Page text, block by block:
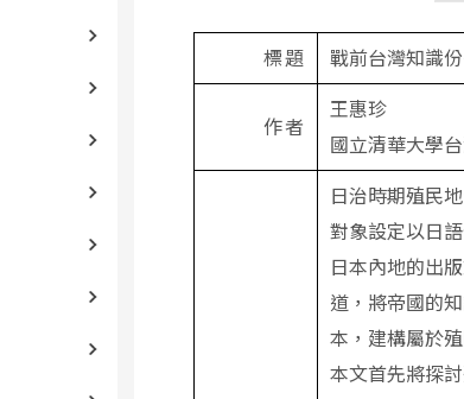
標題 戰前台灣知識
作者
王惠珍
國立清華大學
日治時期殖民
對象設定以日
日本內地的出
道，將帝國的
本，建構屬於
本文首先將探